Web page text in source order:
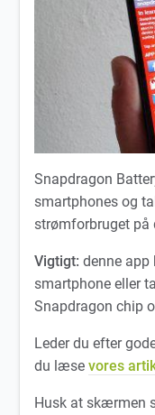
Snapdragon
smartphones og
strømforbruget på
Vigtigt: denne app
smartphone eller
Snapdragon chip
Leder du efter
du læsevores
Husk at skærmen